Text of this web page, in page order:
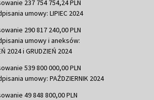
237 754 754,24 PLN
umowy: LIPIEC 2024
290 817 240,00 PLN
umowy i aneksów:
2024 i GRUDZIEŃ 2024
539 800 000,00 PLN
umowy: PAŹDZIERNIK 2024
49 848 800,00 PLN